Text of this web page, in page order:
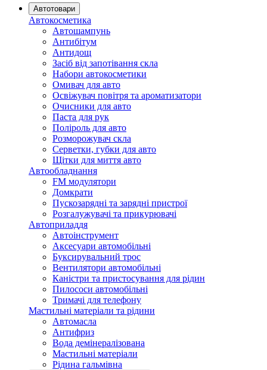
Автотовари
Автокосметика
Автошампунь
Антибітум
Антидощ
Засіб від запотівання скла
Набори автокосметики
Омивач для авто
Освіжувач повітря та ароматизатори
Очисники для авто
Паста для рук
Поліроль для авто
Розморожувач скла
Серветки, губки для авто
Щітки для миття авто
Автообладнання
FM модулятори
Домкрати
Пускозарядні та зарядні пристрої
Розгалужувачі та прикурювачі
Автоприладдя
Автоінструмент
Аксесуари автомобільні
Буксирувальний трос
Вентилятори автомобільні
Каністри та пристосування для рідин
Пилососи автомобільні
Тримачі для телефону
Мастильні матеріали та рідини
Автомасла
Антифриз
Вода демінералізована
Мастильні матеріали
Рідина гальмівна